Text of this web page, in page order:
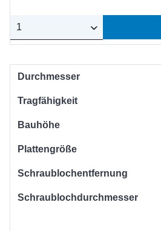
Durchmesser
Tragfähigkeit
Bauhöhe
Plattengröße
Schraublochentfernung
Schraublochdurchmesser